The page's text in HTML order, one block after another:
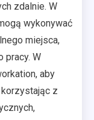
zdalnie. W
wykonywać
miejsca,
pracy. W
aby
z